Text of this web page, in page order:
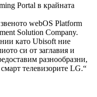
Portal в крайната
webOS Platform
Solution Company.
като Ubisoft ние
си от заглавия и
разнообразни,
телевизорите LG.“